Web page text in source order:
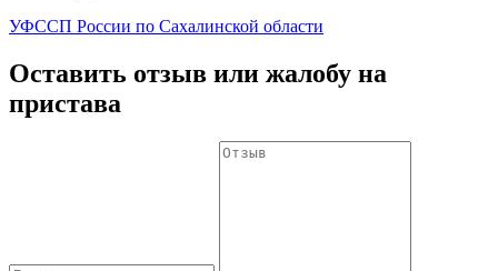
УФССП России по Сахалинской области
Оставить отзыв или жалобу на
пристава